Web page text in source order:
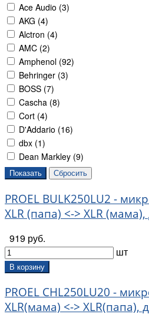
Ace Audio (3)
AKG (4)
Alctron (4)
AMC (2)
Amphenol (92)
Behringer (3)
BOSS (7)
Cascha (8)
Cort (4)
D'Addario (16)
dbx (1)
Dean Markley (9)
Die Hard (48)
DSPPA (2)
Dunlop (33
EDS (9)
Fischer Audio (
Flanger (21)
Foix (12
Hosco (5)
Invotone (236)
PROEL BULK250LU2 -
XLR (папа) <-> XLR
919 руб.
шт
В корзину
PROEL CHL250LU20 -
XLR(мама) <-> XLR(папа),